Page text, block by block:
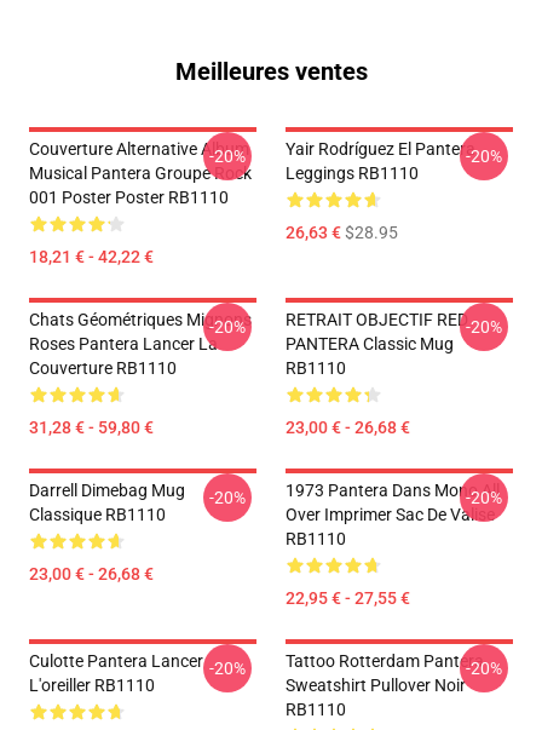
Meilleures ventes
Couverture Alternative Album
Musical Pantera Groupe Rock
001 Poster Poster RB1110
18,21 € - 42,22 €
-20%
Yair Rodríguez El Pantera
Leggings RB1110
26,63 €$28.95
-20%
Chats Géométriques Mignons
Roses Pantera Lancer La
Couverture RB1110
31,28 € - 59,80 €
-20%
RETRAIT OBJECTIF RED
PANTERA Classic Mug
RB1110
23,00 € - 26,68 €
-20%
Darrell Dimebag Mug
Classique RB1110
23,00 € - 26,68 €
-20%
1973 Pantera Dans Mono All
Over Imprimer Sac De Valise
RB1110
22,95 € - 27,55 €
-20%
Culotte Pantera Lancer
L'oreiller RB1110
-20%
Tattoo Rotterdam Pantera
Sweatshirt Pullover Noir
RB1110
-20%